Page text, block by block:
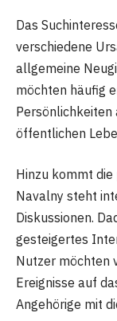
Das
verschiedene
allgemeine
möchten häufig
Persönlichkeiten
öffentlichen
Hinzu kommt die
Navalny steht
Diskussionen.
gesteigertes
Nutzer möchten
Ereignisse auf
Angehörige mit